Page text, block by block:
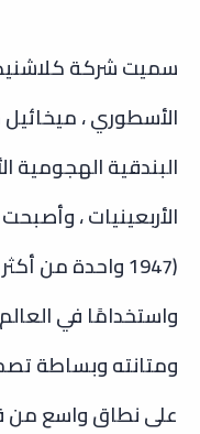
سميت شركة
الأسطوري ،
1947) واحدة من
واستخدامًا في
ومتانته وبساطة
على نطاق واسع من